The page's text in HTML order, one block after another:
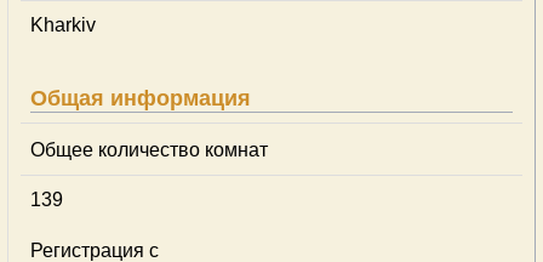
Kharkiv
Общая информация
Общее количество комнат
139
Регистрация с